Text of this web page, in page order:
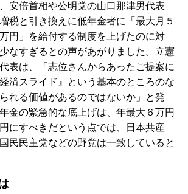
安倍首相や公明党の山口那津男代表
税と引き換えに低年金者に「最大月５
円」を給付する制度を上げたのに対
なすぎるとの声があがりました。立憲
表は、「志位さんからあったご提案に
済スライド』という基本のところのな
れる価値があるのではないか」と発
金の緊急的な底上げは、年最大６万円
にすべきだという点では、日本共産
民民主党などの野党は一致していると